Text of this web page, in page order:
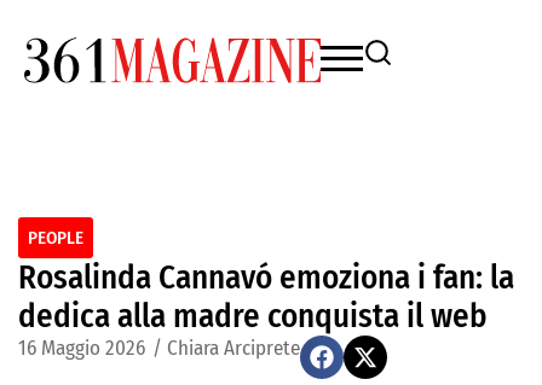
PEOPLE
Rosalinda Cannavó emoziona i fan: la
dedica alla madre conquista il web
16 Maggio 2026 / Chiara Arciprete